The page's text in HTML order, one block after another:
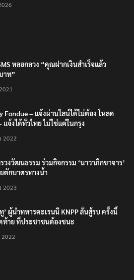
หลอกลวง “คุณฝากเงินสำเร็จแล้ว
าท”
Fondue – แจ้งผ่านไลน์ได้ไม่ต้อง โหลด
แจ้งได้ทั่วไทย ไม่ใช่แค่ในกรุง
2022
วงวัฒนธรรม ร่วมกิจกรรม ‘นาวาภิกขาจาร’
ตักบาตรทางน้ำ
2023
’ ผู้นำทหารคะเรนนี KNPP ลั่นสู้รบ ครั้งนี้
ท้าย ที่ประชาชนต้องชนะ
2022